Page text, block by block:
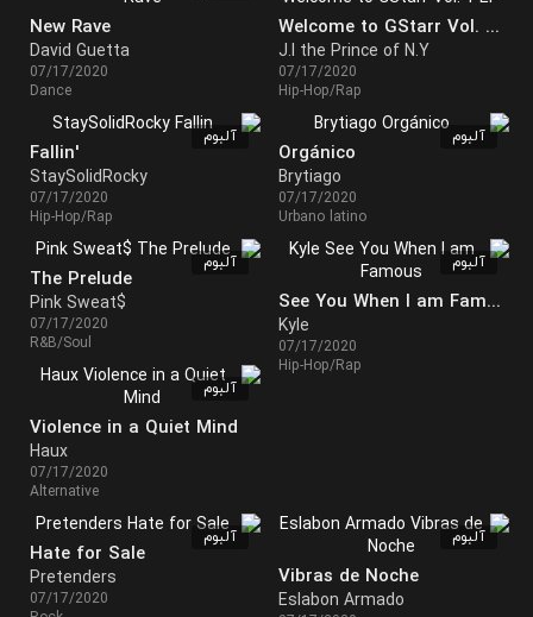
Welcome to GStarr Vol. 1 EP
J.I the Prince of N.Y
07/17/2020
Hip-Hop/Rap
New Rave
David Guetta
07/17/2020
Dance
آلبوم
Orgánico
Brytiago
07/17/2020
Urbano latino
آلبوم
Fallin'
StaySolidRocky
07/17/2020
Hip-Hop/Rap
آلبوم
See You When I am Famous!!!!!!!!!!!!
Kyle
07/17/2020
Hip-Hop/Rap
آلبوم
The Prelude
Pink Sweat$
07/17/2020
R&B/Soul
آلبوم
Violence in a Quiet Mind
Haux
07/17/2020
Alternative
آلبوم
Vibras de Noche
Eslabon Armado
آلبوم
Hate for Sale
Pretenders
07/17/2020